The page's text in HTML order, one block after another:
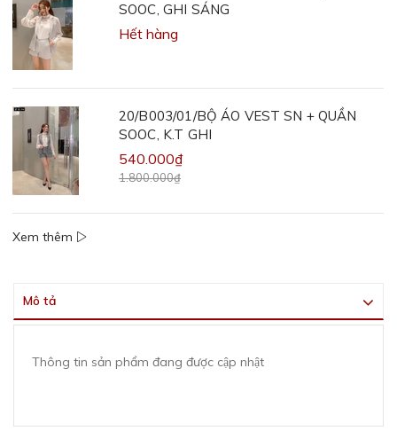
SOOC, GHI SÁNG
Hết hàng
20/B003/01/BỘ ÁO VEST SN + QUẦN
SOOC, K.T GHI
540.000₫
1.800.000₫
Xem thêm
Mô tả
Thông tin sản phẩm đang được cập nhật